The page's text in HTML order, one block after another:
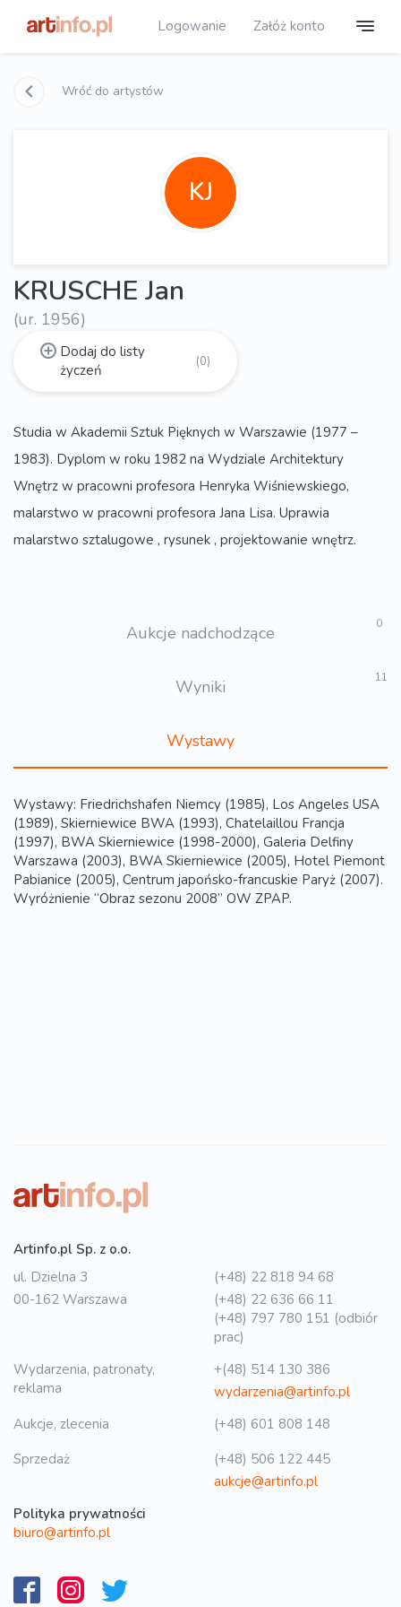
Logowanie Załóż konto
Wróć do artystów
KJ
KRUSCHE Jan
(ur. 1956)
Dodaj do listy
życzeń
(0)
Studia w Akademii Sztuk Pięknych w Warszawie (1977 –
1983). Dyplom w roku 1982 na Wydziale Architektury
Wnętrz w pracowni profesora Henryka Wiśniewskiego,
malarstwo w pracowni profesora Jana Lisa. Uprawia
malarstwo sztalugowe , rysunek , projektowanie wnętrz.
Aukcje nadchodzące 0
Wyniki 11
Wystawy
Wystawy: Friedrichshafen Niemcy (1985), Los Angeles USA
(1989), Skierniewice BWA (1993), Chatelaillou Francja
(1997), BWA Skierniewice (1998-2000), Galeria Delfiny
Warszawa (2003), BWA Skierniewice (2005), Hotel Piemont
Pabianice (2005), Centrum japońsko-francuskie Paryż (2007).
Wyróżnienie “Obraz sezonu 2008” OW ZPAP.
Artinfo.pl Sp. z o.o.
ul. Dzielna 3
00-162 Warszawa
(+48) 22 818 94 68
(+48) 22 636 66 11
(+48) 797 780 151 (odbiór
prac)
Wydarzenia, patronaty,
reklama
+(48) 514 130 386
wydarzenia@artinfo.pl
Aukcje, zlecenia
(+48) 601 808 148
Sprzedaż
(+48) 506 122 445
aukcje@artinfo.pl
Polityka prywatności
biuro@artinfo.pl